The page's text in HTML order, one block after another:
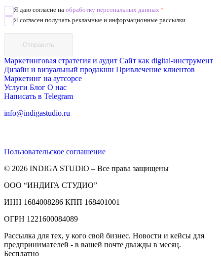
Я даю согласие на обработку персональных данных *
Я согласен получать рекламные и информационные рассылки
Отправить
Маркетинговая стратегия и аудит Сайт как digital-инструмент
Дизайн и визуальный продакшн Привлечение клиентов
Маркетинг на аутсорсе
Услуги Блог О нас
Написать в Telegram
info@indigastudio.ru
Пользовательское соглашение
© 2026 INDIGA STUDIO – Все права защищены
ООО “ИНДИГА СТУДИО”
ИНН 1684008286 КПП 168401001
ОГРН 1221600084089
Рассылка для тех, у кого свой бизнес. Новости и кейсы для
предпринимателей - в вашей почте дважды в месяц.
Бесплатно